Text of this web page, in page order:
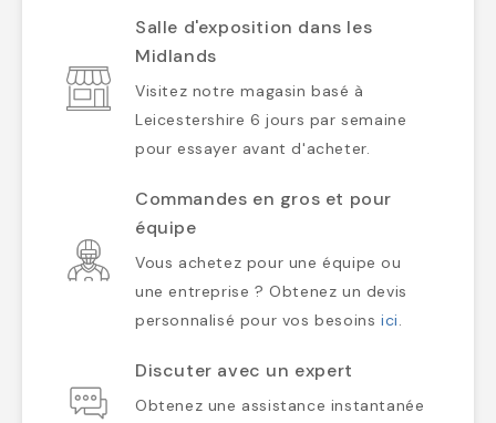
Salle d'exposition dans les
Midlands
Visitez notre magasin basé à
Leicestershire 6 jours par semaine
pour essayer avant d'acheter.
Commandes en gros et pour
équipe
Vous achetez pour une équipe ou
une entreprise ? Obtenez un devis
personnalisé pour vos besoinsici.
Discuter avec un expert
Obtenez une assistance instantanée